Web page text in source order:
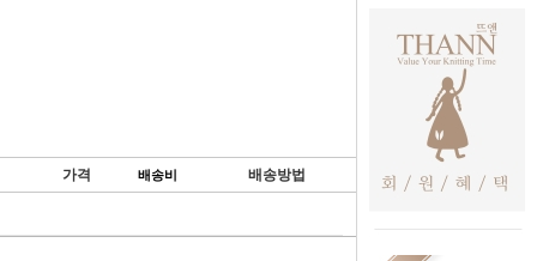
가격 배송비 배송방법 취소